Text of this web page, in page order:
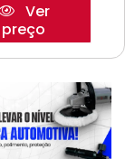
Ver
preço